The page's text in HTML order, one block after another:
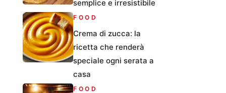
semplice e irresistibile
FOOD
Crema di zucca: la
ricetta che renderà
speciale ogni serata a
casa
FOOD